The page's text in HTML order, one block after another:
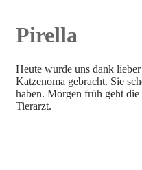
Pirella
Heute wurde uns dank
Katzenoma gebracht. Sie
haben. Morgen früh geht
Tierarzt.